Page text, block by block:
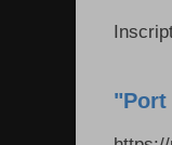
"Port